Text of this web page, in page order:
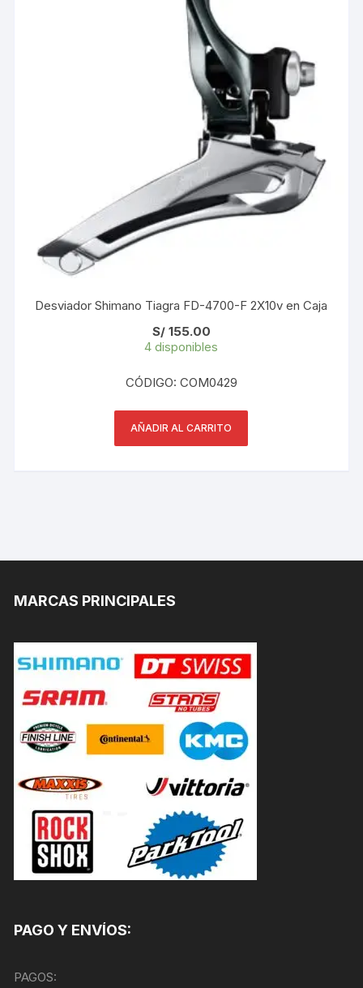
Desviador Shimano Tiagra FD-4700-F 2X10v en Caja
S/155.00
4 disponibles
CÓDIGO: COM0429
AÑADIR AL CARRITO
MARCAS PRINCIPALES
PAGO Y ENVÍOS:
PAGOS: